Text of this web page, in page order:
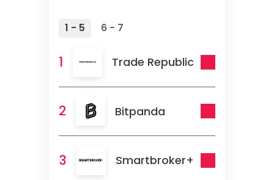
1 - 5 6 - 7
1 Trade Republic
2 Bitpanda
3 Smartbroker+